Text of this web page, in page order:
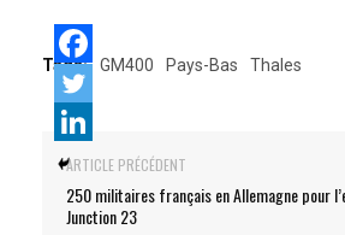
Tags: GM400 Pays-Bas Thales
ARTICLE PRÉCÉDENT
250 militaires français en Allemagne pour
Junction 23